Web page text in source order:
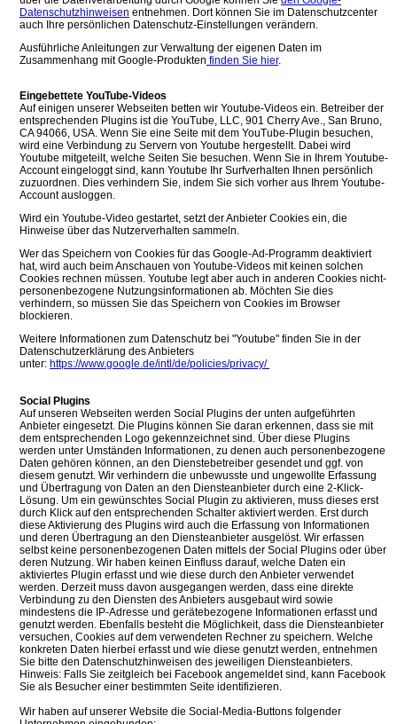
Datenschutzhinweisen entnehmen. Dort können Sie im Datenschutzcenter
auch Ihre persönlichen Datenschutz-Einstellungen verändern.
Ausführliche Anleitungen zur Verwaltung der eigenen Daten im
Zusammenhang mit Google-Produkten finden Sie hier.
Eingebettete YouTube-Videos
Auf einigen unserer Webseiten betten wir Youtube-Videos ein. Betreiber der
entsprechenden Plugins ist die YouTube, LLC, 901 Cherry Ave., San Bruno,
CA 94066, USA. Wenn Sie eine Seite mit dem YouTube-Plugin besuchen,
wird eine Verbindung zu Servern von Youtube hergestellt. Dabei wird
Youtube mitgeteilt, welche Seiten Sie besuchen. Wenn Sie in Ihrem Youtube-
Account eingeloggt sind, kann Youtube Ihr Surfverhalten Ihnen persönlich
zuzuordnen. Dies verhindern Sie, indem Sie sich vorher aus Ihrem Youtube-
Account ausloggen.
Wird ein Youtube-Video gestartet, setzt der Anbieter Cookies ein, die
Hinweise über das Nutzerverhalten sammeln.
Wer das Speichern von Cookies für das Google-Ad-Programm deaktiviert
hat, wird auch beim Anschauen von Youtube-Videos mit keinen solchen
Cookies rechnen müssen. Youtube legt aber auch in anderen Cookies nicht-
personenbezogene Nutzungsinformationen ab. Möchten Sie dies
verhindern, so müssen Sie das Speichern von Cookies im Browser
blockieren.
Weitere Informationen zum Datenschutz bei "Youtube" finden Sie in der
Datenschutzerklärung des Anbieters
unter: https://www.google.de/intl/de/policies/privacy/
Social Plugins
Auf unseren Webseiten werden Social Plugins der unten aufgeführten
Anbieter eingesetzt. Die Plugins können Sie daran erkennen, dass sie mit
dem entsprechenden Logo gekennzeichnet sind. Über diese Plugins
werden unter Umständen Informationen, zu denen auch personenbezogene
Daten gehören können, an den Dienstebetreiber gesendet und ggf. von
diesem genutzt. Wir verhindern die unbewusste und ungewollte Erfassung
und Übertragung von Daten an den Diensteanbieter durch eine 2-Klick-
Lösung. Um ein gewünschtes Social Plugin zu aktivieren, muss dieses erst
durch Klick auf den entsprechenden Schalter aktiviert werden. Erst durch
diese Aktivierung des Plugins wird auch die Erfassung von Informationen
und deren Übertragung an den Diensteanbieter ausgelöst. Wir erfassen
selbst keine personenbezogenen Daten mittels der Social Plugins oder über
deren Nutzung. Wir haben keinen Einfluss darauf, welche Daten ein
aktiviertes Plugin erfasst und wie diese durch den Anbieter verwendet
werden. Derzeit muss davon ausgegangen werden, dass eine direkte
Verbindung zu den Diensten des Anbieters ausgebaut wird sowie
mindestens die IP-Adresse und gerätebezogene Informationen erfasst und
genutzt werden. Ebenfalls besteht die Möglichkeit, dass die Diensteanbieter
versuchen, Cookies auf dem verwendeten Rechner zu speichern. Welche
konkreten Daten hierbei erfasst und wie diese genutzt werden, entnehmen
Sie bitte den Datenschutzhinweisen des jeweiligen Diensteanbieters.
Hinweis: Falls Sie zeitgleich bei Facebook angemeldet sind, kann Facebook
Sie als Besucher einer bestimmten Seite identifizieren.
Wir haben auf unserer Website die Social-Media-Buttons folgender